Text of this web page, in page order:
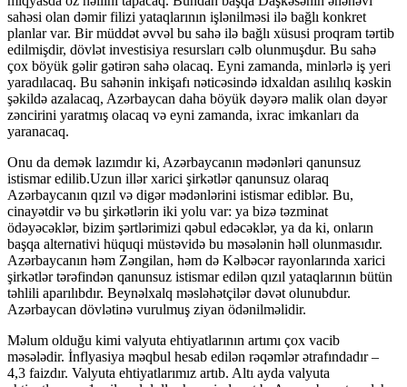
sahəsi olan dəmir filizi yataqlarının işlənilməsi ilə bağlı konkret
planlar var. Bir müddət əvvəl bu sahə ilə bağlı xüsusi proqram tərtib
edilmişdir, dövlət investisiya resursları cəlb olunmuşdur. Bu sahə
çox böyük gəlir gətirən sahə olacaq. Eyni zamanda, minlərlə iş yeri
yaradılacaq. Bu sahənin inkişafı nəticəsində idxaldan asılılıq kəskin
şəkildə azalacaq, Azərbaycan daha böyük dəyərə malik olan dəyər
zəncirini yaratmış olacaq və eyni zamanda, ixrac imkanları da
yaranacaq.
Onu da demək lazımdır ki, Azərbaycanın mədənləri qanunsuz
istismar edilib.Uzun illər xarici şirkətlər qanunsuz olaraq
Azərbaycanın qızıl və digər mədənlərini istismar ediblər. Bu,
cinayətdir və bu şirkətlərin iki yolu var: ya bizə təzminat
ödəyəcəklər, bizim şərtlərimizi qəbul edəcəklər, ya da ki, onların
başqa alternativi hüquqi müstəvidə bu məsələnin həll olunmasıdır.
Azərbaycanın həm Zəngilan, həm də Kəlbəcər rayonlarında xarici
şirkətlər tərəfindən qanunsuz istismar edilən qızıl yataqlarının bütün
təhlili aparılıbdır. Beynəlxalq məsləhətçilər dəvət olunubdur.
Azərbaycan dövlətinə vurulmuş ziyan ödənilməlidir.
Məlum olduğu kimi valyuta ehtiyatlarının artımı çox vacib
məsələdir. İnflyasiya məqbul hesab edilən rəqəmlər ətrafındadır –
4,3 faizdır. Valyuta ehtiyatlarımız artıb. Altı ayda valyuta